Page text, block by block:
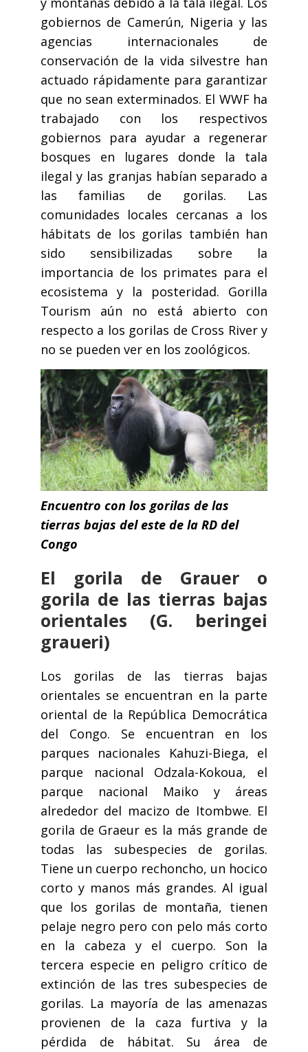
gobiernos de Camerún, Nigeria y las
agencias internacionales de
conservación de la vida silvestre han
actuado rápidamente para garantizar
que no sean exterminados. El WWF ha
trabajado con los respectivos
gobiernos para ayudar a regenerar
bosques en lugares donde la tala
ilegal y las granjas habían separado a
las familias de gorilas. Las
comunidades locales cercanas a los
hábitats de los gorilas también han
sido sensibilizadas sobre la
importancia de los primates para el
ecosistema y la posteridad. Gorilla
Tourism aún no está abierto con
respecto a los gorilas de Cross River y
no se pueden ver en los zoológicos.
Encuentro con los gorilas de las
tierras bajas del este de la RD del
Congo
El gorila de Grauer o
gorila de las tierras bajas
orientales (G. beringei
graueri)
Los gorilas de las tierras bajas
orientales se encuentran en la parte
oriental de la República Democrática
del Congo. Se encuentran en los
parques nacionales Kahuzi-Biega, el
parque nacional Odzala-Kokoua, el
parque nacional Maiko y áreas
alrededor del macizo de Itombwe. El
gorila de Graeur es la más grande de
todas las subespecies de gorilas.
Tiene un cuerpo rechoncho, un hocico
corto y manos más grandes. Al igual
que los gorilas de montaña, tienen
pelaje negro pero con pelo más corto
en la cabeza y el cuerpo. Son la
tercera especie en peligro crítico de
extinción de las tres subespecies de
gorilas. La mayoría de las amenazas
provienen de la caza furtiva y la
pérdida de hábitat. Su área de